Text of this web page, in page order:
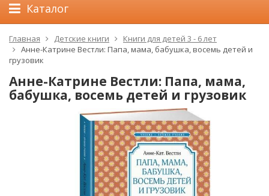
Каталог
Главная Детские книги
Книги для детей 3 - 6 лет
Анне-Катрине Вестли: Папа, мама, бабушка, восемь детей и
грузовик
Анне-Катрине Вестли: Папа, мама,
бабушка, восемь детей и грузовик